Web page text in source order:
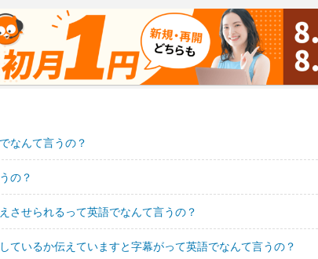
なんて言うの？
の？
せられるって英語でなんて言うの？
ているか伝えていますと字幕がって英語でなんて言うの？